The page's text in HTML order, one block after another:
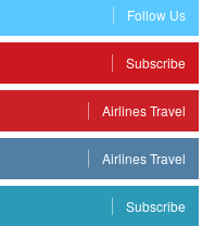
Follow Us
Subscribe
Airlines Travel
Airlines Travel
Subscribe